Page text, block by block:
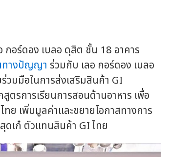
อร์ดอง เบลอ ดุสิต ชั้น 18 อาคาร
ทางปัญญา ร่วมกับ เลอ กอร์ดอง เบลอ
วมมือในการส่งเสริมสินค้า GI
รการเรียนการสอนด้านอาหาร เพื่อ
เพิ่มมูลค่าและขยายโอกาสทางการ
เก๋ ตัวแทนสินค้า GI ไทย